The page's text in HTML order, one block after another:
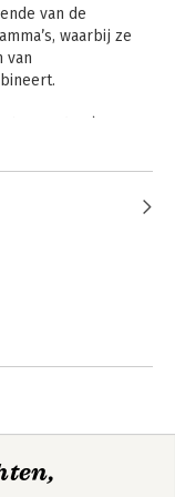
van de
waarbij ze
van
voor
Mongoolse